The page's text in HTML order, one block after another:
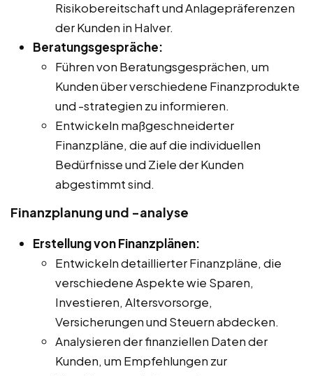
Risikobereitschaft und Anlagepräferenzen
der Kunden in Halver.
Beratungsgespräche:
Führen von Beratungsgesprächen, um
Kunden über verschiedene Finanzprodukte
und -strategien zu informieren.
Entwickeln maßgeschneiderter
Finanzpläne, die auf die individuellen
Bedürfnisse und Ziele der Kunden
abgestimmt sind.
Finanzplanung und -analyse
Erstellung von Finanzplänen:
Entwickeln detaillierter Finanzpläne, die
verschiedene Aspekte wie Sparen,
Investieren, Altersvorsorge,
Versicherungen und Steuern abdecken.
Analysieren der finanziellen Daten der
Kunden, um Empfehlungen zur